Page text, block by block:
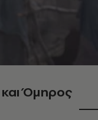
Όμηρος